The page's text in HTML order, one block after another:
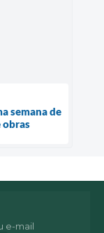
semana de
obras
e-mail